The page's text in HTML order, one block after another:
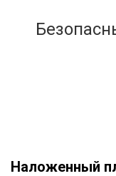
Наложенный